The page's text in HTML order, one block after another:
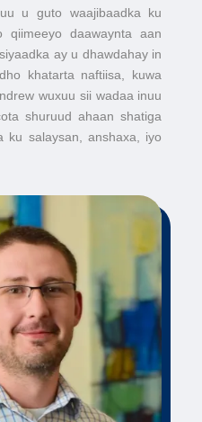
u guto waajibaadka ku
daawaynta aan
ay u dhawdahay in
khatarta naftiisa, kuwa
wuxuu sii wadaa inuu
shuruud ahaan shatiga
ku salaysan, anshaxa, iyo